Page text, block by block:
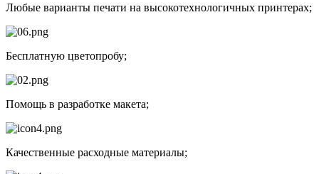
Любые варианты печати на высокотехнологичных принтерах;
Бесплатную цветопробу;
Помощь в разработке макета;
Качественные расходные материалы;